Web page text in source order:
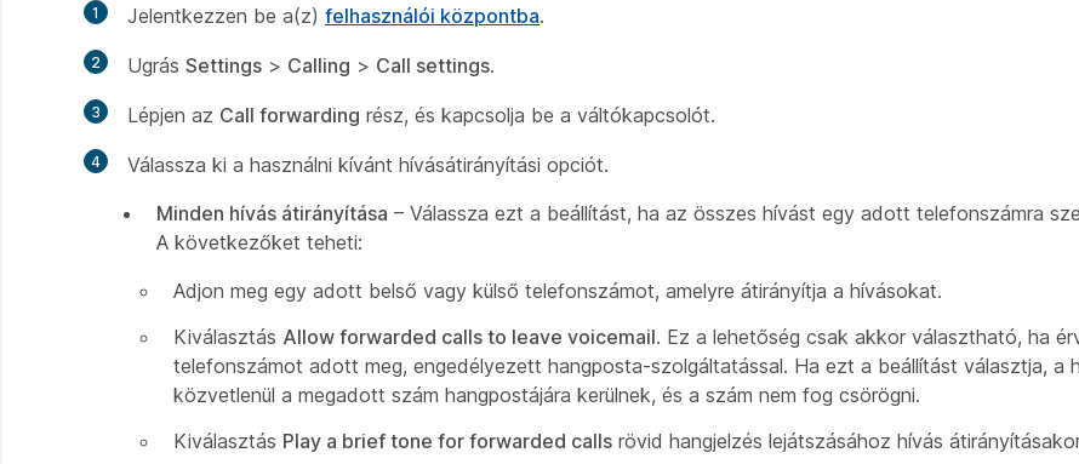
1 Jelentkezzen be a(z) felhasználói központba.
2 Ugrás Settings > Calling > Call settings.
3 Lépjen az Call forwarding rész, és kapcsolja be a váltókapcsolót.
4
Válassza ki a használni kívánt hívásátirányítási opciót.
Minden hívás átirányítása – Válassza ezt a beállítást, ha az összes hívást egy adott telefonszámra
A következőket teheti:
Adjon meg egy adott belső vagy külső telefonszámot, amelyre átirányítja a hívásokat.
Kiválasztás Allow forwarded calls to leave voicemail. Ez a lehetőség csak akkor választható, ha
telefonszámot adott meg, engedélyezett hangposta-szolgáltatással. Ha ezt a beállítást választja, a
közvetlenül a megadott szám hangpostájára kerülnek, és a szám nem fog csörögni.
Kiválasztás Play a brief tone for forwarded calls rövid hangjelzés lejátszásához hívás